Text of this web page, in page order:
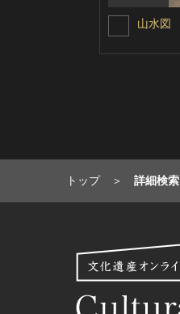
山水図
トップ 詳細検索